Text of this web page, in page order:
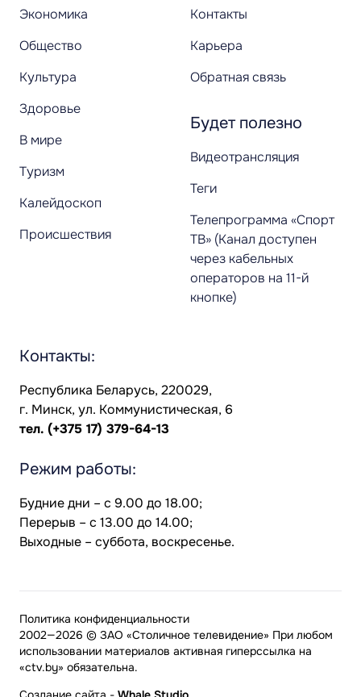
Экономика
Общество
Культура
Здоровье
В мире
Туризм
Калейдоскоп
Происшествия
Контакты
Карьера
Обратная связь
Будет полезно
Видеотрансляция
Теги
Телепрограмма «Спорт
ТВ» (Канал доступен
через кабельных
операторов на 11-й
кнопке)
Контакты:
Республика Беларусь, 220029,
г. Минск, ул. Коммунистическая, 6
тел. (+375 17) 379-64-13
Режим работы:
Будние дни – с 9.00 до 18.00;
Перерыв – с 13.00 до 14.00;
Выходные – суббота, воскресенье.
2002—2026 © ЗАО «Столичное телевидение» При любом
использовании материалов активная гиперссылка на
«ctv.by» обязательна.
Политика конфиденциальности